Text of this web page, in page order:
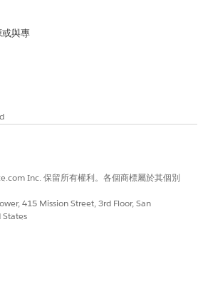
啟「效能洞察」面板,並檢閱如回應
每個動作都會顯示為個別的步驟。
是否解決您的問題？
是
與專
Inc. 保留所有權利。各個商標屬於其個別
415 Mission Street, 3rd Floor, San
States